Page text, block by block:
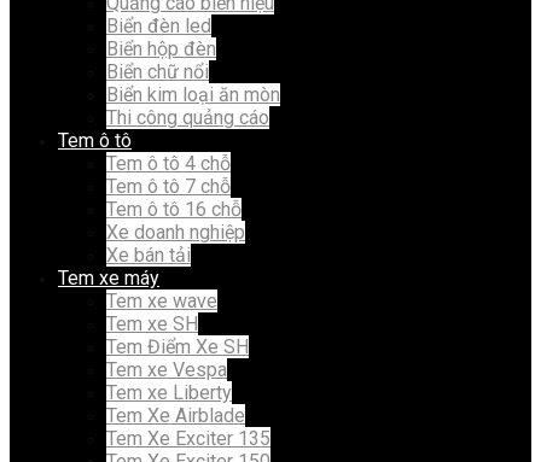
Biển đèn led
Biển hộp đèn
Biển chữ nổi
Biển kim loại ăn mòn
Thi công quảng cáo
Tem ô tô
Tem ô tô 4 chỗ
Tem ô tô 7 chỗ
Tem ô tô 16 chỗ
Xe doanh nghiệp
Xe bán tải
Tem xe máy
Tem xe wave
Tem xe SH
Tem Điểm Xe SH
Tem xe Vespa
Tem xe Liberty
Tem Xe Airblade
Tem Xe Exciter 135